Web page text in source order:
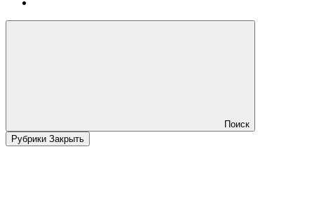
Поиск
Рубрики Закрыть